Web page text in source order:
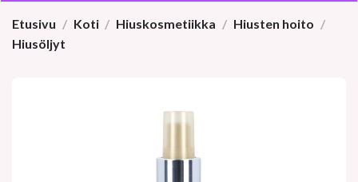
Etusivu / Koti / Hiuskosmetiikka / Hiusten hoito /
Hiusöljyt